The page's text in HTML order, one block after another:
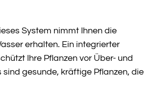
System nimmt Ihnen die
erhalten. Ein integrierter
Ihre Pflanzen vor Über- und
gesunde, kräftige Pflanzen, die